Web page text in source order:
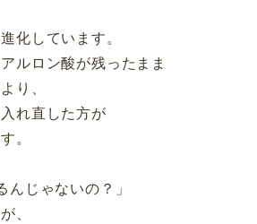
化しています。
ルロン酸が残ったまま
り、
れ直した方が
。
んじゃないの？」
、